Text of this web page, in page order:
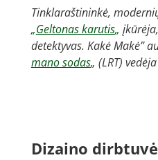
Tinklaraštininkė,
„Geltonas karutis„
detektyvas. Kakė Makė”
mano sodas„ (LRT) vedėja
Dizaino